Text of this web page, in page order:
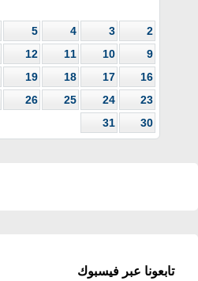
2
3
4
5
9
10
11
12
16
17
18
19
23
24
25
26
30
31
تابعونا عبر فيسبوك